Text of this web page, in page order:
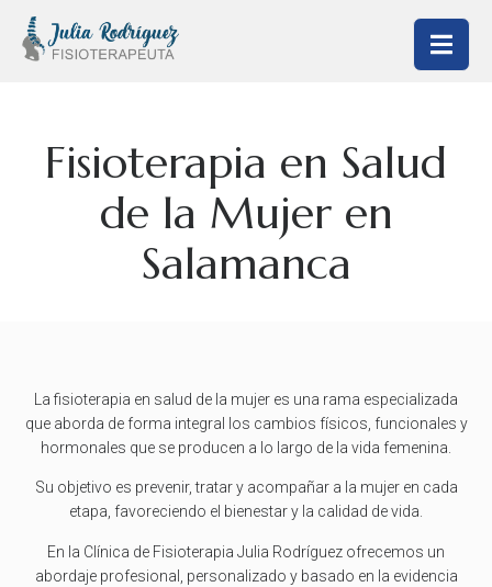
Fisioterapia en Salud
de la Mujer en
Salamanca
La fisioterapia en salud de la mujer es una rama especializada
que aborda de forma integral los cambios físicos, funcionales y
hormonales que se producen a lo largo de la vida femenina.
Su objetivo es prevenir, tratar y acompañar a la mujer en cada
etapa, favoreciendo el bienestar y la calidad de vida.
En la Clínica de Fisioterapia Julia Rodríguez ofrecemos un
abordaje profesional, personalizado y basado en la evidencia